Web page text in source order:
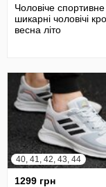
Чоловіче спортивне
шикарні чоловічі
весна літо
40, 41, 42, 43, 44
1299 грн